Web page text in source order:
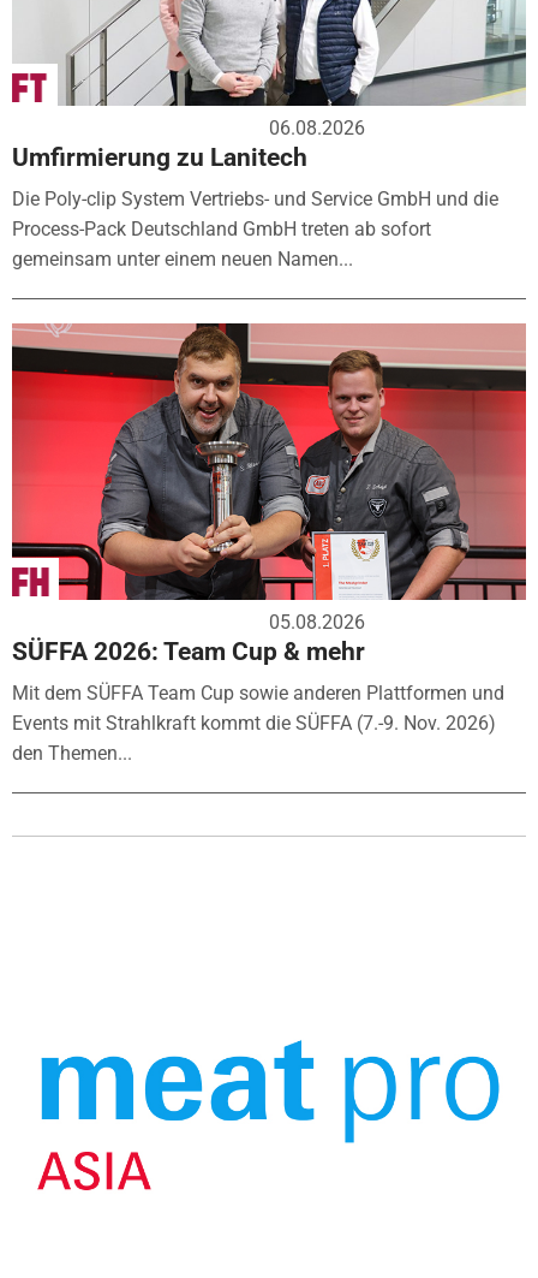
06.08.2026
Umfirmierung zu Lanitech
Die Poly-clip System Vertriebs- und Service GmbH und die
Process-Pack Deutschland GmbH treten ab sofort
gemeinsam unter einem neuen Namen...
05.08.2026
SÜFFA 2026: Team Cup & mehr
Mit dem SÜFFA Team Cup sowie anderen Plattformen und
Events mit Strahlkraft kommt die SÜFFA (7.-9. Nov. 2026)
den Themen...